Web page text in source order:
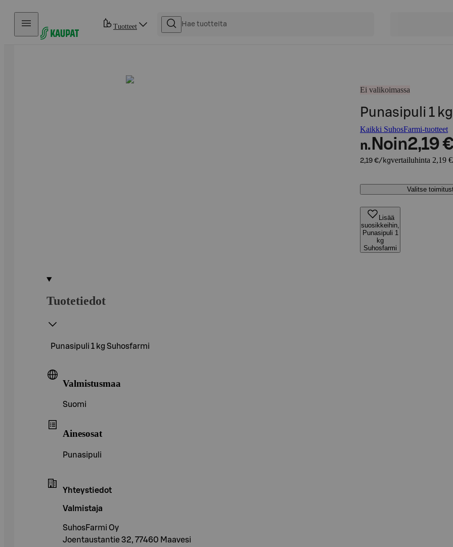
Hyppää sisältöön
Tuotteet
Ei valikoimassa
Punasipuli 1
Kaikki SuhosFarmi-tuotteet
n. Noin2,19 €
2,19 €/kgvertailuhinta 2,19
Valitse
Lisää
suosikkeihin,
Punasipuli 1
kg
Suhosfarmi
Tuotetiedot
Punasipuli 1 kg Suhosfarmi
Valmistusmaa
Suomi
Ainesosat
Punasipuli
Yhteystiedot
Valmistaja
SuhosFarmi Oy
Joentaustantie 32, 77460 Maavesi